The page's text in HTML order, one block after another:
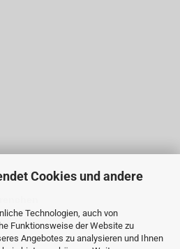
Cookies und andere
Technologien, auch von
Funktionsweise der Website zu
Angebotes zu analysieren und Ihnen
Uhr